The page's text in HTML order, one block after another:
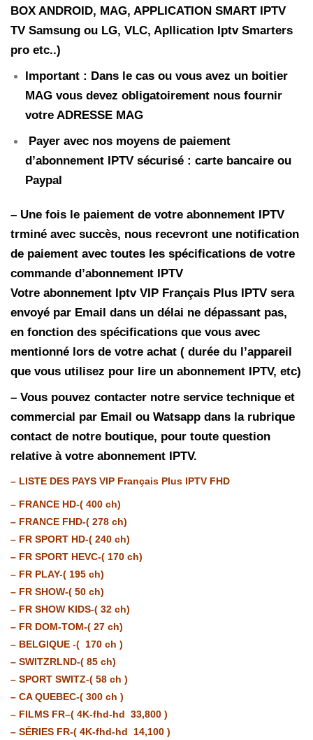
BOX ANDROID, MAG, APPLICATION SMART IPTV
TV Samsung ou LG, VLC, Apllication Iptv Smarters
pro etc..)
Important : Dans le cas ou vous avez un boitier
MAG vous devez obligatoirement nous fournir
votre ADRESSE MAG
Payer avec nos moyens de paiement
d’abonnement IPTV sécurisé : carte bancaire ou
Paypal
– Une fois le paiement de votre abonnement IPTV
trminé avec succès, nous recevront une notification
de paiement avec toutes les spécifications de votre
commande d’abonnement IPTV
Votre abonnement Iptv VIP Français Plus IPTV sera
envoyé par Email dans un délai ne dépassant pas,
en fonction des spécifications que vous avec
mentionné lors de votre achat ( durée du l’appareil
que vous utilisez pour lire un abonnement IPTV, etc)
– Vous pouvez contacter notre service technique et
commercial par Email ou Watsapp dans la rubrique
contact de notre boutique, pour toute question
relative à votre abonnement IPTV.
– LISTE DES PAYS VIP Français Plus IPTV FHD
– FRANCE HD-( 400 ch)
– FRANCE FHD-( 278 ch)
– FR SPORT HD-( 240 ch)
– FR SPORT HEVC-( 170 ch)
– FR PLAY-( 195 ch)
– FR SHOW-( 50 ch)
– FR SHOW KIDS-( 32 ch)
– FR DOM-TOM-( 27 ch)
– BELGIQUE -( 170 ch )
– SWITZRLND-( 85 ch)
– SPORT SWITZ-( 58 ch )
– CA QUEBEC-( 300 ch )
– FILMS FR–( 4K-fhd-hd 33,800 )
– SÉRIES FR-( 4K-fhd-hd 14,100 )